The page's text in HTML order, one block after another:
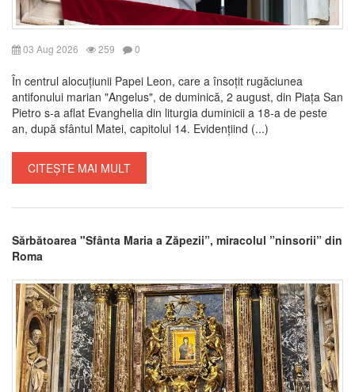
03 Aug 2026 259 0
În centrul alocuțiunii Papei Leon, care a însoțit rugăciunea
antifonului marian "Angelus", de duminică, 2 august, din Piața San
Pietro s-a aflat Evanghelia din liturgia duminicii a 18-a de peste
an, după sfântul Matei, capitolul 14. Evidențiind (...)
CITEȘTE MAI MULT
Sărbătoarea "Sfânta Maria a Zăpezii”, miracolul ”ninsorii” din
Roma